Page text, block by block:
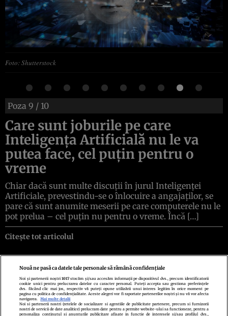
Foto: Shutterstock
Poza 9 / 10
Care sunt joburile pe care
Inteligența Artificială nu le va
putea face, cel puțin pentru o
vreme
Chiar dacă sunt multe discuții în jurul Inteligenței
Artificiale, prevestindu-se o înlocuire a angajaților, se
pare că sunt anumite meserii pe care computerele nu le
pot prelua – cel puțin nu pentru o vreme. Încă […]
Citește tot articolul
Politica de confidenţialitate Politica de cookiesTermeni şi condiţii
Echipa redacționalăContactSetări Cookies
Nouă ne pasă ca datele tale personale să rămână confidențiale
Noi și partenerii noștri1017 stocăm și/sau accesăm informații pe dispozitivul dvs., precum identificatorii
cookie unici pentru prelucrarea datelor cu caracter personal. Puteți accepta sau gestiona preferințele
dvs. făcând clic mai jos, respectiv vă puteți opune utilizării unui interes legitim în orice moment pe
pagina cu politica de confidențialitate. Aceste alegeri vor fi raportate partenerilor noștri și nu vă vor afecta
navigarea.
Mai multe detalii
Noi si partenerii nostri (retelele de socializare si agentiile de publicitate partenere, precum si furnizorii
nostri de servicii de date analitice) prelucram date pentru a permite website-ului sa functioneze, pentru a
personaliza continutul si anunturile publicitare afisate in functie de interesele si/sau profilul dvs.,